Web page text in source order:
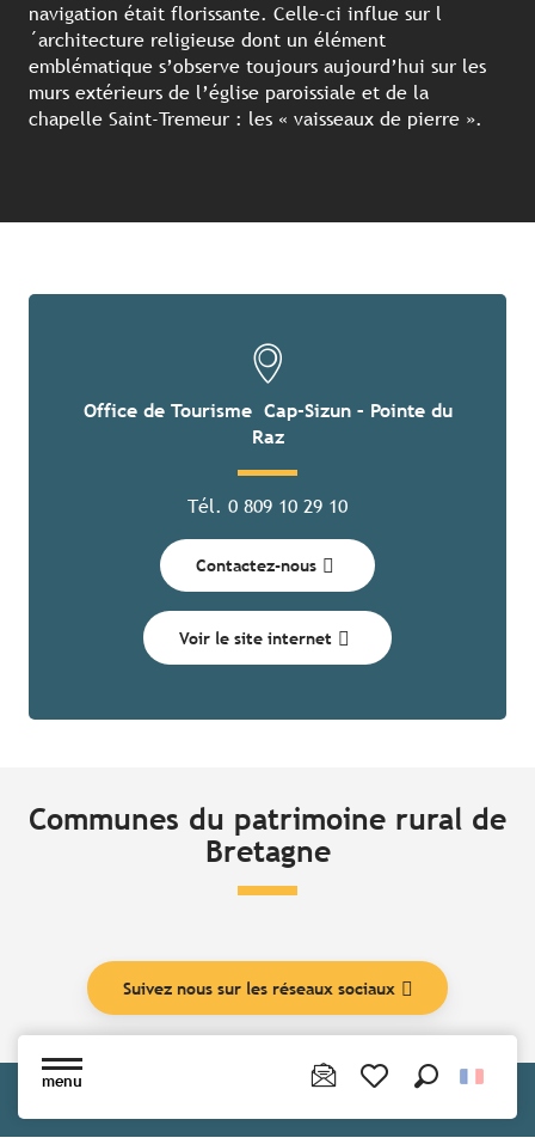
menu
navigation était florissante. Celle-ci influe sur l
´architecture religieuse dont un élément
emblématique s’observe toujours aujourd’hui sur les
murs extérieurs de l’église paroissiale et de la
chapelle Saint-Tremeur : les « vaisseaux de pierre ».
Office de Tourisme Cap-Sizun – Pointe du
Raz
Tél. 0 809 10 29 10
Contactez-nous
Voir le site internet
Communes du patrimoine rural de
Bretagne
Suivez nous sur les réseaux sociaux